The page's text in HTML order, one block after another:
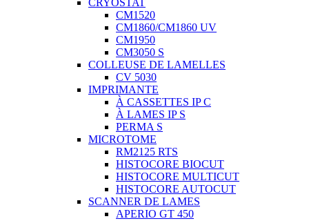
CRYOSTAT
CM1520
CM1860/CM1860 UV
CM1950
CM3050 S
COLLEUSE DE LAMELLES
CV 5030
IMPRIMANTE
À CASSETTES IP C
À LAMES IP S
PERMA S
MICROTOME
RM2125 RTS
HISTOCORE BIOCUT
HISTOCORE MULTICUT
HISTOCORE AUTOCUT
SCANNER DE LAMES
APERIO GT 450